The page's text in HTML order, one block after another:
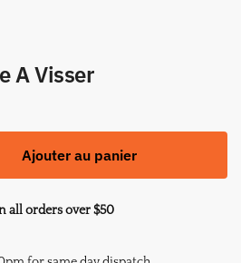
A Visser
Ajouter au panier
all orders over $50